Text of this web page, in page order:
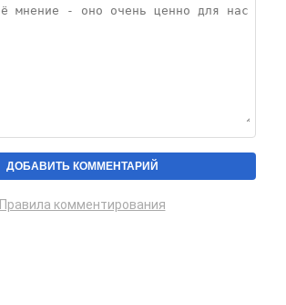
Правила комментирования